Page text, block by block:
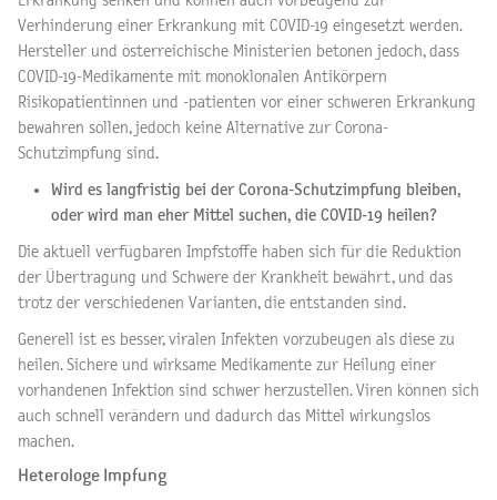
Verhinderung einer Erkrankung mit COVID-19 eingesetzt werden.
Hersteller und österreichische Ministerien betonen jedoch, dass
COVID-19-Medikamente mit monoklonalen Antikörpern
Risikopatientinnen und -patienten vor einer schweren Erkrankung
bewahren sollen, jedoch keine Alternative zur Corona-
Schutzimpfung sind.
Wird es langfristig bei der Corona-Schutzimpfung bleiben,
oder wird man eher Mittel suchen, die COVID-19 heilen?
Die aktuell verfügbaren Impfstoffe haben sich für die Reduktion
der Übertragung und Schwere der Krankheit bewährt, und das
trotz der verschiedenen Varianten, die entstanden sind.
Generell ist es besser, viralen Infekten vorzubeugen als diese zu
heilen. Sichere und wirksame Medikamente zur Heilung einer
vorhandenen Infektion sind schwer herzustellen. Viren können sich
auch schnell verändern und dadurch das Mittel wirkungslos
machen.
Heterologe Impfung